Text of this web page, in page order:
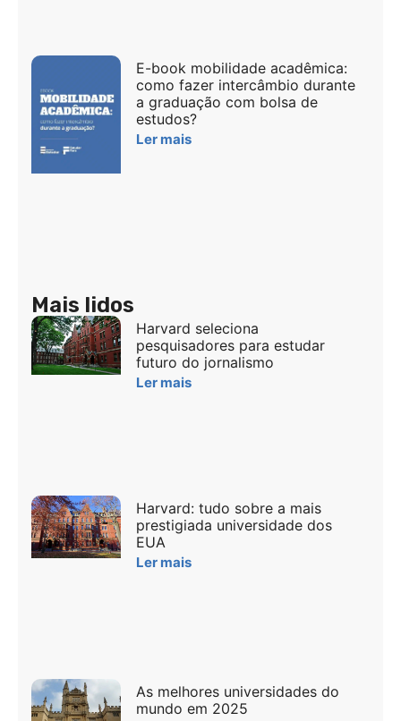
E-book mobilidade acadêmica:
como fazer intercâmbio durante
a graduação com bolsa de
estudos?
Ler mais
Mais lidos
Harvard seleciona
pesquisadores para estudar
futuro do jornalismo
Ler mais
Harvard: tudo sobre a mais
prestigiada universidade dos
EUA
Ler mais
As melhores universidades do
mundo em 2025